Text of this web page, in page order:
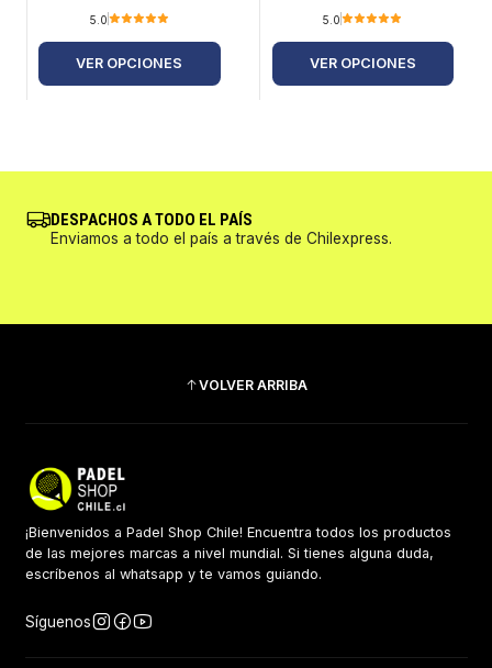
5.0
VER OPCIONES
5.0
VER OPCIONES
DESPACHOS A TODO EL PAÍS
Enviamos a todo el país a través de Chilexpress.
VOLVER ARRIBA
¡Bienvenidos a Padel Shop Chile! Encuentra todos los productos
de las mejores marcas a nivel mundial. Si tienes alguna duda,
escríbenos al whatsapp y te vamos guiando.
Síguenos